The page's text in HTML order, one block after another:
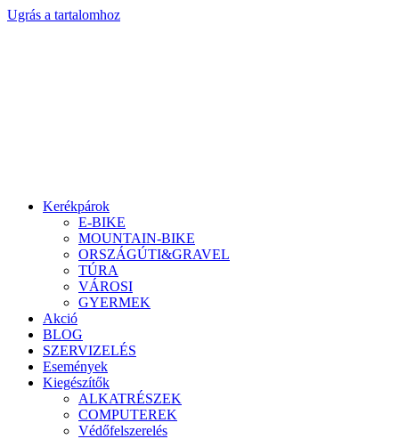
Ugrás a tartalomhoz
Kerékpárok
E-BIKE
MOUNTAIN-BIKE
ORSZÁGÚTI&GRAVEL
TÚRA
VÁROSI
GYERMEK
Akció
BLOG
SZERVIZELÉS
Események
Kiegészítők
ALKATRÉSZEK
COMPUTEREK
Védőfelszerelés